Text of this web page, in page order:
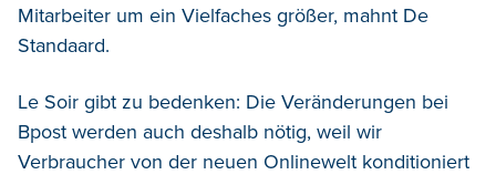
Mitarbeiter um ein Vielfaches größer, mahnt De
Standaard.
Le Soir gibt zu bedenken: Die Veränderungen bei
Bpost werden auch deshalb nötig, weil wir
Verbraucher von der neuen Onlinewelt konditioniert